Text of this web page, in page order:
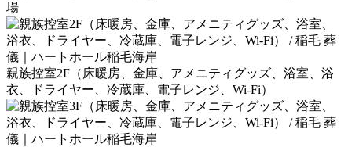
場
親族控室2F（床暖房、金庫、アメニティグッズ、浴室、浴
衣、ドライヤー、冷蔵庫、電子レンジ、Wi-Fi）